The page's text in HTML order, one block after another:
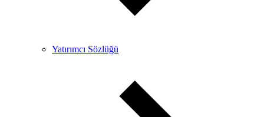
Yatırımcı Sözlüğü